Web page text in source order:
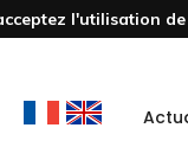
l'utilisation